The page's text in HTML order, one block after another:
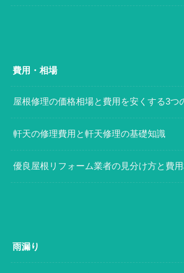
費用・相場
屋根修理の価格相場と費用を安くする3つ
軒天の修理費用と軒天修理の基礎知識
優良屋根リフォーム業者の見分け方と費
雨漏り